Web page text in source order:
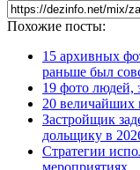
Похожие посты:
15 архивных
раньше был
19 фото людей,
20
Застройщик
дольщику в
Стратегии
мероприятиях